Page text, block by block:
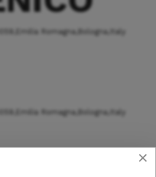
Romagna,Bologna,Italy
Romagna,Bologna,Italy
×